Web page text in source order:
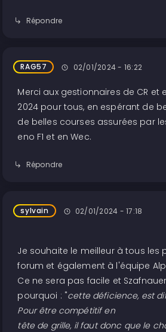
Répondre
RAG57 02/01/2024 - 16:22
Merci aux gestionnaires de CR et
2024 pour tous, en espérant de
de belles courses assurées par
eno F1 et en Wec.
Répondre
sylvain 02/01/2024 - 17:18
Je souhaite le meilleur à tous les
forum et également à l'équipe
Ce ne sera pas facile et
pourquoi : "cette déficience, est
Pour être compétitif en
tête de grille, il faut donc que le